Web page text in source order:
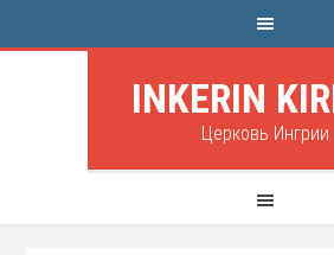
INKERIN
Церковь Ингрии